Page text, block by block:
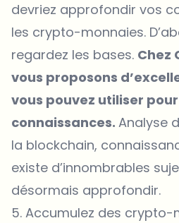
devriez approfondir vos
les crypto-monnaies.
regardez les bases. Chez
vous proposons
vous pouvez utiliser
connaissances. Analyse
la blockchain,
existe d’innombrables
désormais approfondir.
5. Accumulez des crypto-